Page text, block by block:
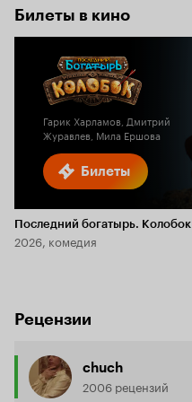
Билеты в кино
Билеты
Гарик Харламов, Дмитрий
Журавлев, Мила Ершова
Последний богатырь. Колобок
2026, комедия
Рецензии
chuch
2006 рецензий